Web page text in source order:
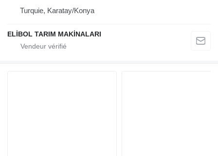
Turquie, Karatay/Konya
ELİBOL TARIM MAKİNALARI